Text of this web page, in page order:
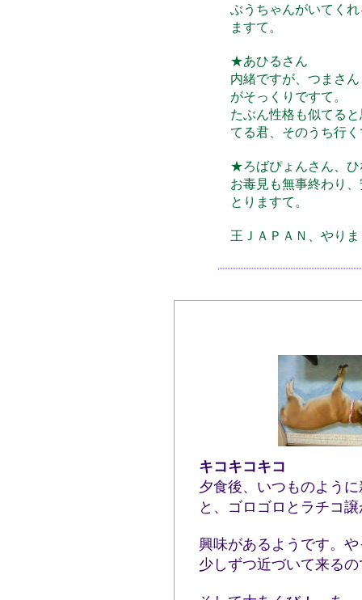
ぶうちゃんがいてく
ますて。
★あひるさん
内緒ですが、つまさ
がそっくりですて。
たぶん性格も似てる
てる君、そのうち行
★ろばぴょんさん、ひ
お毒見も無事終わり
とりますて。
王ＪＡＰＡＮ、やり
キコキコキコ
夕食後、いつものよう
と、ゴロゴロとラチコ
興味があるようです。
少しずつ近づいて来る